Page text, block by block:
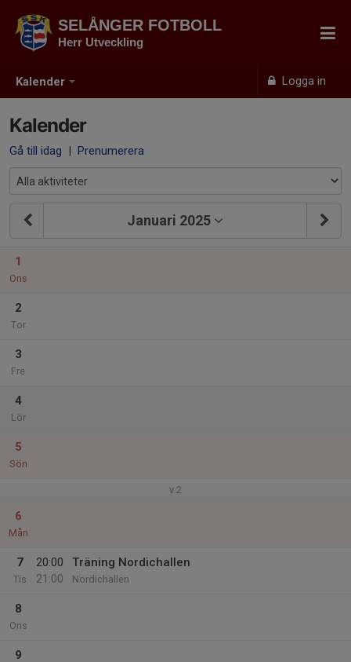
Kalender Logga in
SELÅNGER FOTBOLL
Herr Utveckling
Kalender
Gå till idag | Prenumerera
Januari 2025
1
Ons
2
Tor
3
Fre
4
Lör
5
Sön
v.2
6
Mån
7
Tis
20:00
21:00
Träning Nordichallen
Nordichallen
8
Ons
9